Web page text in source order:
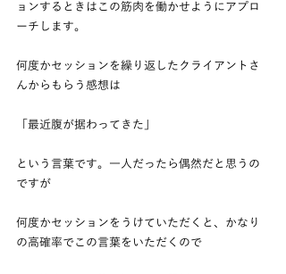
ョンするときはこの筋肉を働かせようにアプロ
ーチします。
何度かセッションを繰り返したクライアントさ
んからもらう感想は
「最近腹が据わってきた」
という言葉です。一人だったら偶然だと思うの
ですが
何度かセッションをうけていただくと、かなり
の高確率でこの言葉をいただくので